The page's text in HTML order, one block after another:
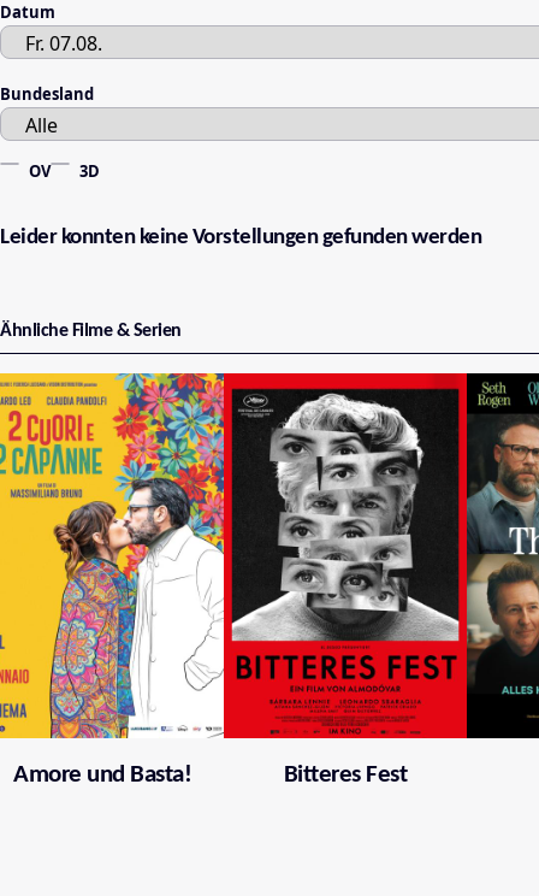
Datum
Bundesland
OV 3D
Leider konnten keine Vorstellungen gefunden werden
Ähnliche Filme & Serien
Amore und Basta! Bitteres Fest